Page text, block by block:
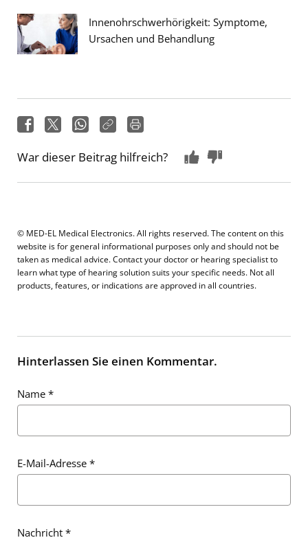
Innenohrschwerhörigkeit: Symptome,
Ursachen und Behandlung
War dieser Beitrag hilfreich?
© MED-EL Medical Electronics. All rights reserved. The content on this
website is for general informational purposes only and should not be
taken as medical advice. Contact your doctor or hearing specialist to
learn what type of hearing solution suits your specific needs. Not all
products, features, or indications are approved in all countries.
Hinterlassen Sie einen Kommentar.
Name *
E-Mail-Adresse *
Nachricht *